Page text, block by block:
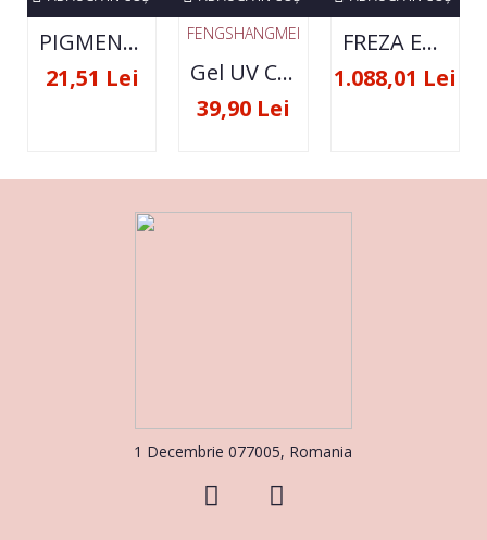
PIGMENT NEON SET 12 CULORI
21,51 Lei
FENGSHANGMEI
Gel UV Constructie FSM 50ML - 07
39,90 Lei
FREZA ELECTRICA STRONG 210 35000 RPM- ORIGINALA
1.088,01 Lei
1 Decembrie 077005, Romania